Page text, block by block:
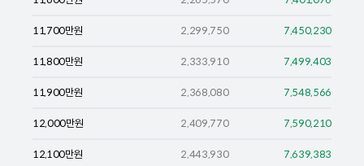
11,700만원 2,299,750 7,450,230
11,800만원 2,333,910 7,499,403
11,900만원 2,368,080 7,548,566
12,000만원 2,409,770 7,590,210
12,100만원 2,443,930 7,639,383